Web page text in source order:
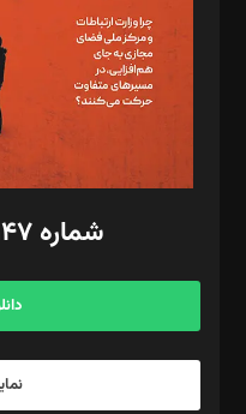
ویرایش: نگار استاد‌‌آقا
طراح یونیفرم: مجید توکلی
فیلمبرداری و عکاسی: امیر
گرافیک و صفحه‌آرایی:
مد‌یر توسعه تجاری: کامبیز برید‌
امور مالی: شاپور رهبری، محمد‌
آگهی و مشترکین: ۰۹۱۹۹۹۹۰۴۵۴
شماره ۱۴۷ - مرداد ۱۴۰۵